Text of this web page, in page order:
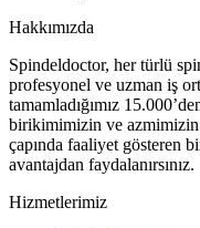
Hakkımızda
Spindeldoctor, her türlü
profesyonel ve uzman iş
tamamladığımız
birikimimizin ve azmimizin
çapında faaliyet gösteren
avantajdan faydalanırsınız.
Hizmetlerimiz